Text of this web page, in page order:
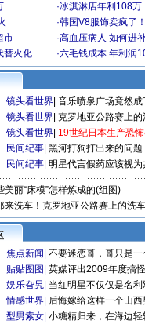
·冰淇淋店年利108万
·韩国V8服饰卖疯了！
市 ·高血压病人 如何进
替火化 ·六毛钱成本 年利润
镜头看世界 音乐喷泉广场竟然成
镜头看世界 克罗地亚公路赛上的
镜头看世界 19世纪日本生产恐
民间纪事 黑河打狗打出来的问题
民间纪事 明星代言假药应该视为
美丽“床模”怎样炼成的(组图)
来洗车！克罗地亚公路赛上的洗
焦点新闻 不要迷恋哥，哥只是一
贴贴图图 英媒评出2009年度搞
娱乐旮旯 当红明星不仅仅是名利
情感世界 后悔嫁给这样一个山西
型男索女 小糖精归来，在海边轻